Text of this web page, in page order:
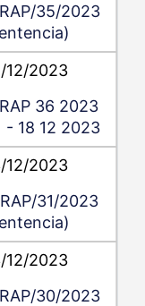
35/2023
12/2023
36 2023
- 18 12 2023
12/2023
31/2023
12/2023
30/2023